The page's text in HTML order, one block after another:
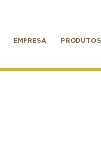
EMPRESA PRODUTOS